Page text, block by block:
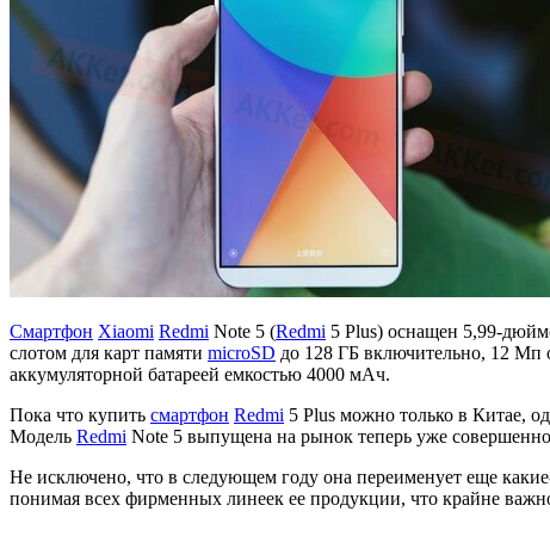
Смартфон Xiaomi Redmi Note 5 (Redmi 5 Plus) оснащен 5,99-
слотом для карт памяти microSD до 128 ГБ включительно, 12 Мп
аккумуляторной батареей емкостью 4000 мАч.
Пока что купить смартфон Redmi 5 Plus можно только в Китае,
Модель Redmi Note 5 выпущена на рынок теперь уже
Не исключено, что в следующем году она переименует еще
понимая всех фирменных линеек ее продукции, что крайне